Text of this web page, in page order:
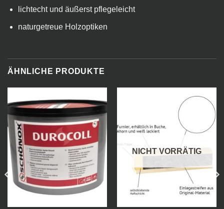
lichtecht und äußerst pflegeleicht
naturgetreue Holzoptiken
ÄHNLICHE PRODUKTE
NICHT VORRÄTIG